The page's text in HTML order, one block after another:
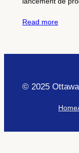
Read more
© 2025
Home